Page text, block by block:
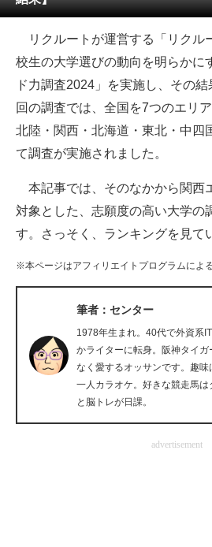
注目記事を集めた総合ページ
ITの今と未来を見通す
スマホと通信の最新トレンド
進化するPCとデバイスの未来
好きが集まる 比べて選べる
ビジネスと働き方のヒント
マーケ×ITの今がよく分かる
ITエンジニア向け専門サイト
IT製品の技術・比較・事例
リクルートが運営する「リクル
校生の大学選びの動向を明らかに
ド力調査2024」を実施し、その
回の調査では、全国を7つのエリ
北陸・関西・北海道・東北・中四
て調査が実施されました。
本記事では、そのなかから関西
対象とした、志願度の高い大学の
す。さっそく、ランキングを見て
※本ページはアフィリエイトプログラムによ
筆者：センター
1978年生まれ。40代で外資系
かライターに転身。阪神タイ
なく愛するオッサンです。趣味
一人カラオケ。好きな競走馬
と脳トレが日課。
advertisement